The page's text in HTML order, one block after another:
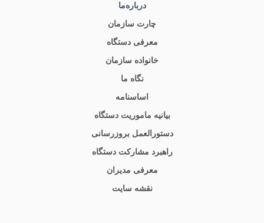
درباره‌ما
چارت سازمان
معرفی دستگاه
خانواده سازمان
نگاه ما
اساسنامه
بیانیه ماموریت دستگاه
دستورالعمل بروزرسانی
راهبرد مشارکت دستگاه
معرفی مدیران
نقشه سایت